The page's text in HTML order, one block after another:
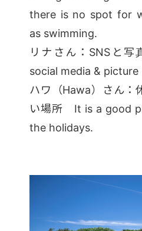
there is no spot for
as swimming.
リナさん：SNSと写
social media & picture
ハワ（Hawa）さん：
い場所 It is a good
the holidays.